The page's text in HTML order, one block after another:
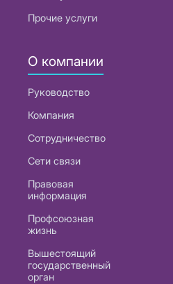
Прочие услуги
О компании
Руководство
Компания
Сотрудничество
Сети связи
Правовая
информация
Профсоюзная
жизнь
Вышестоящий
государственный
орган